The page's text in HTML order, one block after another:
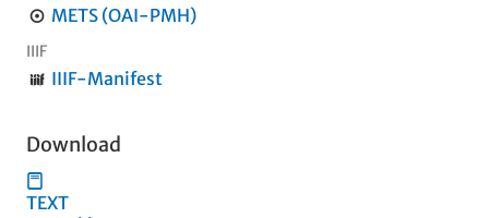
METS (OAI-PMH)
IIIF
IIIF-Manifest
Download
TEXT